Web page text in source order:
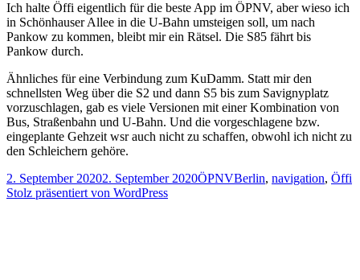
Ich halte Öffi eigentlich für die beste App im ÖPNV, aber wieso ich
in Schönhauser Allee in die U-Bahn umsteigen soll, um nach
Pankow zu kommen, bleibt mir ein Rätsel. Die S85 fährt bis
Pankow durch.
Ähnliches für eine Verbindung zum KuDamm. Statt mir den
schnellsten Weg über die S2 und dann S5 bis zum Savignyplatz
vorzuschlagen, gab es viele Versionen mit einer Kombination von
Bus, Straßenbahn und U-Bahn. Und die vorgeschlagene bzw.
eingeplante Gehzeit wsr auch nicht zu schaffen, obwohl ich nicht zu
den Schleichern gehöre.
Veröffentlicht
am
2. September 20202. September 2020Kategorien
ÖPNVSchlagwörter
Berlin, navigation, Öffi
Stolz präsentiert von WordPress